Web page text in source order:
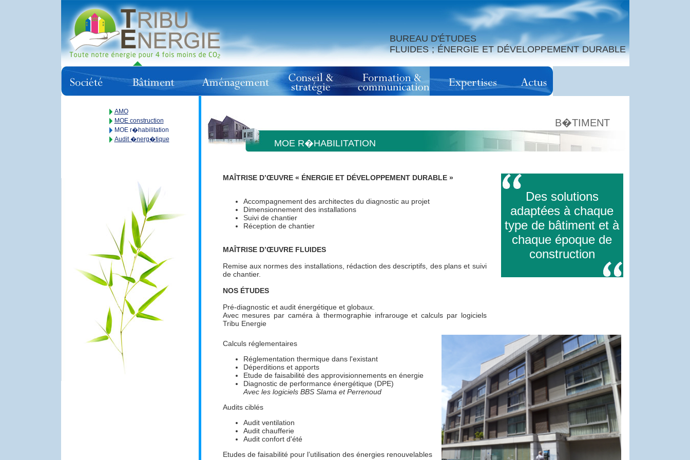
BUREAU D'ÉTUDES
FLUIDES ; ÉNERGIE ET DÉVELOPPEMENT DURABLE
AMO
MOE construction
MOE r�habilitation
Audit �nerg�tique
B�TIMENT
MOE R�HABILITATION
MAÎTRISE D’ŒUVRE « ÉNERGIE ET DÉVELOPPEMENT DURABLE »
Accompagnement des architectes du diagnostic au projet
Dimensionnement des installations
Suivi de chantier
Réception de chantier
MAÎTRISE D’ŒUVRE FLUIDES
Remise aux normes des installations, rédaction des descriptifs, des plans et suivi
de chantier.
NOS ÉTUDES
Pré-diagnostic et audit énergétique et globaux.
Avec mesures par caméra à thermographie infrarouge et calculs par logiciels
Tribu Energie
Des solutions
adaptées à chaque
type de bâtiment et à
chaque époque de
construction
Calculs réglementaires
Réglementation thermique dans l'existant
Déperditions et apports
Etude de faisabilité des approvisionnements en énergie
Diagnostic de performance énergétique (DPE)
Avec les logiciels BBS Slama et Perrenoud
Audits ciblés
Audit ventilation
Audit chaufferie
Audit confort d'été
Etudes de faisabilité pour l’utilisation des énergies renouvelables